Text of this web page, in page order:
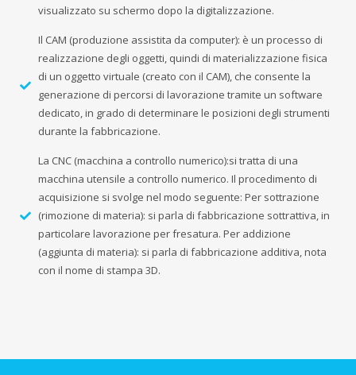
visualizzato su schermo dopo la digitalizzazione.
Il CAM (produzione assistita da computer): è un processo di
realizzazione degli oggetti, quindi di materializzazione fisica
di un oggetto virtuale (creato con il CAM), che consente la
generazione di percorsi di lavorazione tramite un software
dedicato, in grado di determinare le posizioni degli strumenti
durante la fabbricazione.
La CNC (macchina a controllo numerico):si tratta di una
macchina utensile a controllo numerico. Il procedimento di
acquisizione si svolge nel modo seguente: Per sottrazione
(rimozione di materia): si parla di fabbricazione sottrattiva, in
particolare lavorazione per fresatura. Per addizione
(aggiunta di materia): si parla di fabbricazione additiva, nota
con il nome di stampa 3D.